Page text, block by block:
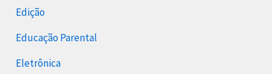
Edição
Educação Parental
Eletrônica